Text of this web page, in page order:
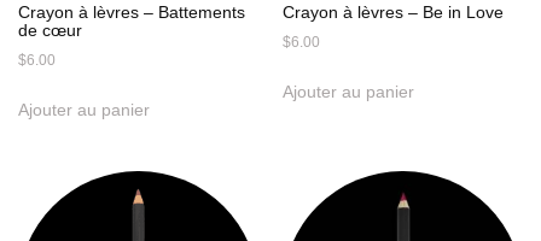
Crayon à lèvres – Battements
de cœur
$6.00
Ajouter au panier
Crayon à lèvres – Be in Love
$6.00
Ajouter au panier